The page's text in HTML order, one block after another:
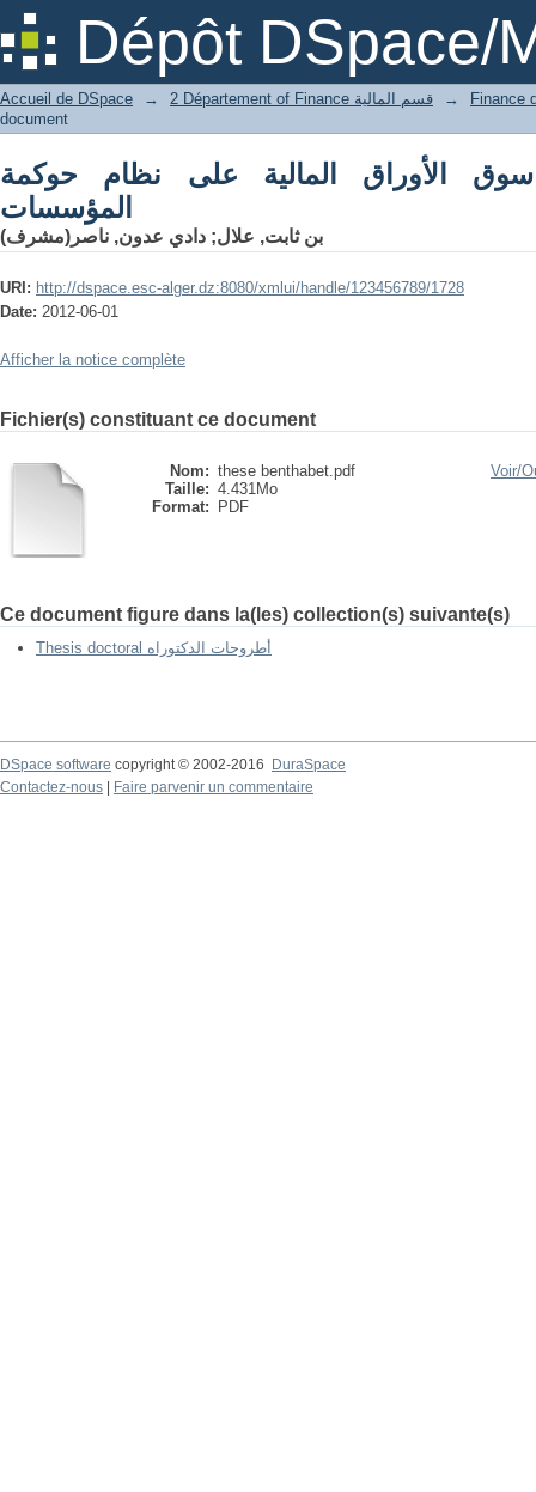
Dépôt DSpace/
المالية على نظام حوكمة المؤسسات
Accueil de DSpace → 2 Département of Finance قسم المالية
→
document
الأوراق المالية على نظام حوكمة
المؤسسات
بن ثابت, علال; دادي عدون, ناصر(مشرف)
URI: http://dspace.esc-alger.dz:8080/xmlui/handle/123456789/1728
Date: 2012-06-01
Afficher la notice complète
Fichier(s) constituant ce document
Nom: these benthabet.pdf
Taille: 4.431Mo
Format:
PDF
Voir/
Ce document figure dans la(les) collection(s) suivante(s)
Thesis doctoral أطروحات الدكتوراه
DSpace software copyright © 2002-2016
DuraSpace
Contactez-nous
Faire parvenir un commentaire